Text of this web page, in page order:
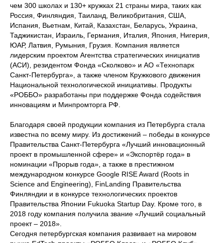
чем 300 школах и 130+ кружках 21 страны мира, таких как
Россия, Финляндия, Таиланд, Великобритания, США,
Испания, Вьетнам, Китай, Казахстан, Беларусь, Украина,
Таджикистан, Израиль, Германия, Италия, Япония, Нигерия,
ЮАР, Латвия, Румыния, Грузия. Компания является
лидерским проектом Агентства стратегических инициатив
(АСИ), резидентом Фонда «Сколково» и АО «Технопарк
Санкт-Петербурга», а также членом Кружкового движения
Национальной технологической инициативы. Продукты
«РОББО» разработаны при поддержке Фонда содействия
инновациям и Минпромторга РФ.
Благодаря своей продукции компания из Петербурга стала
известна по всему миру. Из достижений – победы в конкурсе
Правительства Санкт-Петербурга «Лучший инновационный
проект в промышленной сфере» и «Экспортёр года» в
номинации «Прорыв года», а также в престижном
международном конкурсе Google RISE Award (Roots in
Science and Engineering), FinLanding Правительства
Финляндии и в конкурсе технологических проектов
Правительства Японии Fukuoka Startup Day. Кроме того, в
2018 году компания получила звание «Лучший социальный
проект – 2018».
Сегодня петербургская компания развивает на мировом